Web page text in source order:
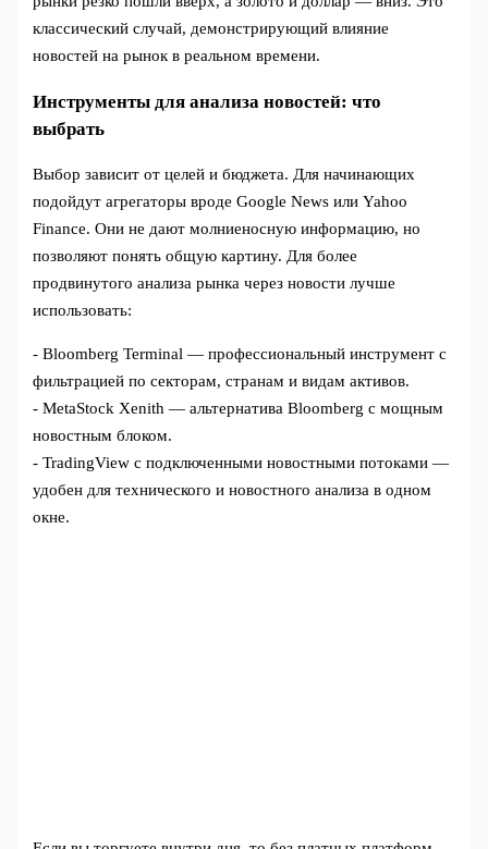
классический случай, демонстрирующий влияние
новостей на рынок в реальном времени.
Инструменты для анализа новостей: что
выбрать
Выбор зависит от целей и бюджета. Для начинающих
подойдут агрегаторы вроде Google News или Yahoo
Finance. Они не дают молниеносную информацию, но
позволяют понять общую картину. Для более
продвинутого анализа рынка через новости лучше
использовать:
- Bloomberg Terminal — профессиональный инструмент с
фильтрацией по секторам, странам и видам активов.
- MetaStock Xenith — альтернатива Bloomberg с мощным
новостным блоком.
- TradingView с подключенными новостными потоками —
удобен для технического и новостного анализа в одном
окне.